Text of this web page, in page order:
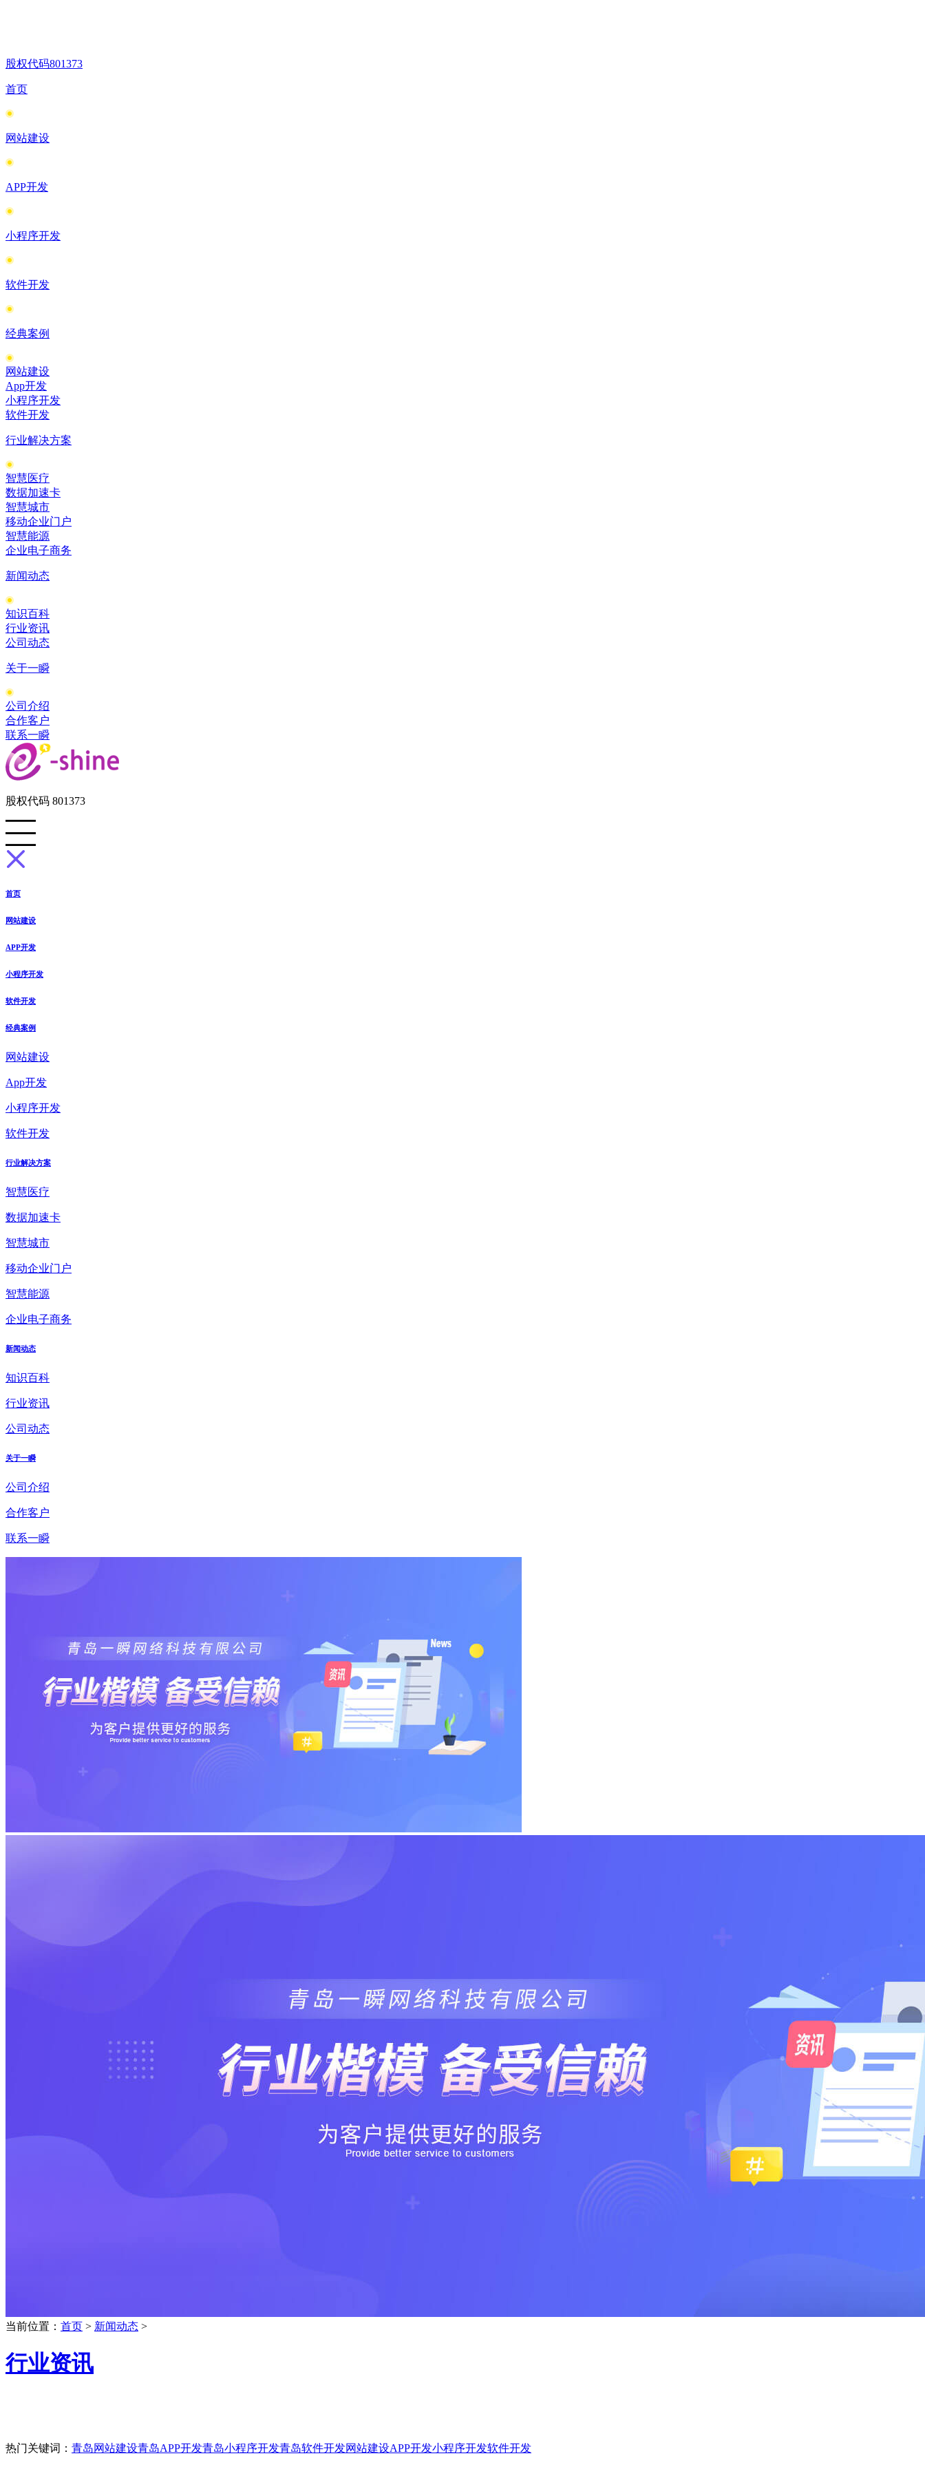
股权代码801373
首页
网站建设
APP开发
小程序开发
软件开发
经典案例
网站建设
App开发
小程序开发
软件开发
行业解决方案
智慧医疗
数据加速卡
智慧城市
移动企业门户
智慧能源
企业电子商务
新闻动态
知识百科
行业资讯
公司动态
关于一瞬
公司介绍
合作客户
联系一瞬
股权代码 801373
首页
网站建设
APP开发
小程序开发
软件开发
经典案例
网站建设
App开发
小程序开发
软件开发
行业解决方案
智慧医疗
数据加速卡
智慧城市
移动企业门户
智慧能源
企业电子商务
新闻动态
知识百科
行业资讯
公司动态
关于一瞬
公司介绍
合作客户
联系一瞬
当前位置： 首页 > 新闻动态 >
行业资讯
热门关键词： 青岛网站建设青岛APP开发青岛小程序开发青岛软件开发网站建设APP开发小程序开发软件开发